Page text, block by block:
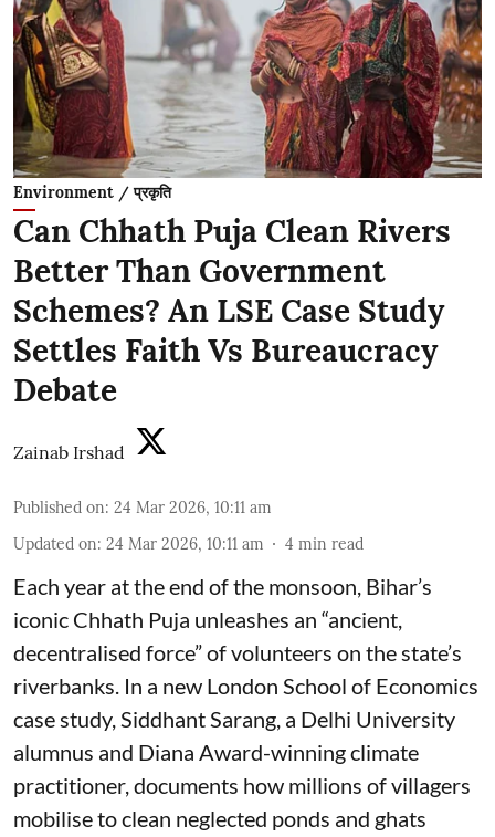
Environment / प्रकृति
Can Chhath Puja Clean Rivers
Better Than Government
Schemes? An LSE Case Study
Settles Faith Vs Bureaucracy
Debate
Zainab Irshad
Published on: 24 Mar 2026, 10:11 am
Updated on: 24 Mar 2026, 10:11 am 4 min read
Each year at the end of the monsoon, Bihar’s
iconic Chhath Puja unleashes an “ancient,
decentralised force” of volunteers on the state’s
riverbanks. In a new London School of Economics
case study, Siddhant Sarang, a Delhi University
alumnus and Diana Award-winning climate
practitioner, documents how millions of villagers
mobilise to clean neglected ponds and ghats